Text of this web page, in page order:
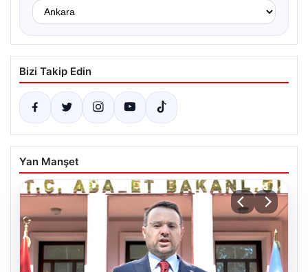
Bizi Takip Edin
Yan Manşet